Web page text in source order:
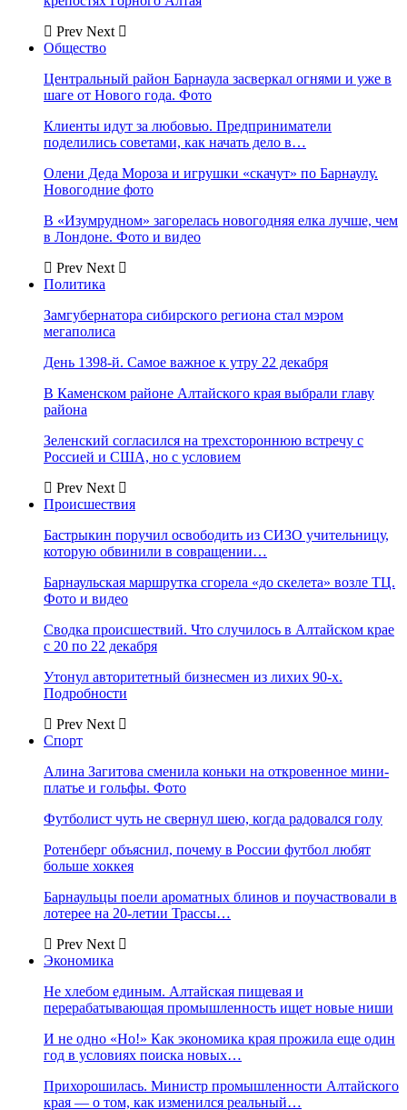
Prev Next
Общество
Центральный район Барнаула засверкал огнями и уже в
шаге от Нового года. Фото
Клиенты идут за любовью. Предприниматели
поделились советами, как начать дело в…
Олени Деда Мороза и игрушки «скачут» по Барнаулу.
Новогодние фото
В «Изумрудном» загорелась новогодняя елка лучше, чем
в Лондоне. Фото и видео
Prev Next
Политика
Замгубернатора сибирского региона стал мэром
мегаполиса
День 1398-й. Самое важное к утру 22 декабря
В Каменском районе Алтайского края выбрали главу
района
Зеленский согласился на трехстороннюю встречу с
Россией и США, но с условием
Prev Next
Происшествия
Бастрыкин поручил освободить из СИЗО учительницу,
которую обвинили в совращении…
Барнаульская маршрутка сгорела «до скелета» возле ТЦ.
Фото и видео
Сводка происшествий. Что случилось в Алтайском крае
с 20 по 22 декабря
Утонул авторитетный бизнесмен из лихих 90-х.
Подробности
Prev Next
Спорт
Алина Загитова сменила коньки на откровенное мини-
платье и гольфы. Фото
Футболист чуть не свернул шею, когда радовался голу
Ротенберг объяснил, почему в России футбол любят
больше хоккея
Барнаульцы поели ароматных блинов и поучаствовали в
лотерее на 20-летии Трассы…
Prev Next
Экономика
Не хлебом единым. Алтайская пищевая и
перерабатывающая промышленность ищет новые ниши
И не одно «Но!» Как экономика края прожила еще один
год в условиях поиска новых…
Прихорошилась. Министр промышленности Алтайского
края — о том, как изменился реальный…